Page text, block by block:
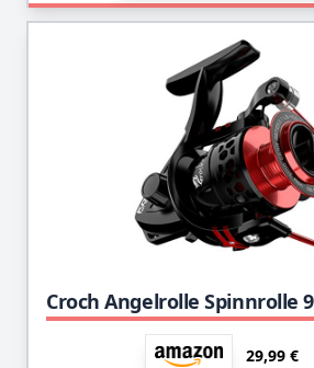
29,99 €